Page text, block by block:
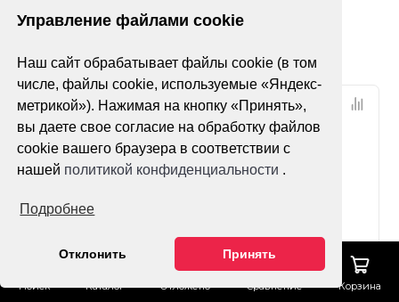
Управление файлами cookie
Наш сайт обрабатывает файлы cookie (в том
числе, файлы cookie, используемые «Яндекс-
метрикой»). Нажимая на кнопку «Принять»,
вы даете свое согласие на обработку файлов
cookie вашего браузера в соответствии с
нашей политикой конфиденциальности .
Подробнее
Отклонить Принять
Поиск Каталог Отложено Сравнение Корзина
Коврики в салон Audi
Чехол для ключа